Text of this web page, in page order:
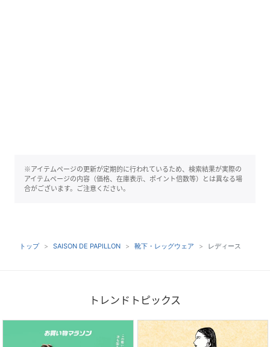
※アイテムページの更新が定期的に行われているため、検索結果が実際の
アイテムページの内容（価格、在庫表示、ポイント倍数等）とは異なる場
合がございます。ご注意ください。
トップ SAISON DE PAPILLON 靴下・レッグウェア レディース
トレンドトピックス